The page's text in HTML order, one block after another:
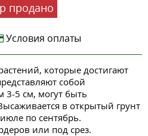
продано
Условия оплаты
которые достигают
собой
3-5 см, могут быть
в открытый грунт
по сентябрь.
или под срез.